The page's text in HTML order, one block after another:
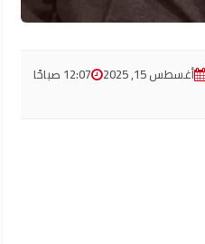
أغسطس 15, 2025
12:07 صباحًا